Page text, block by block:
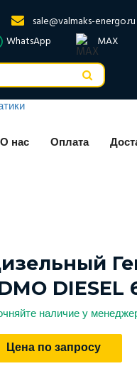
sale@valmaks-energo.ru
WhatsApp MAX
О нас Оплата
DIESEL
наличие у
Цена по запросу